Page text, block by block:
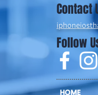
Contact
Follow